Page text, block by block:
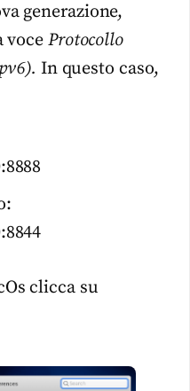
generazione,
voce Protocollo
In questo caso,
clicca su